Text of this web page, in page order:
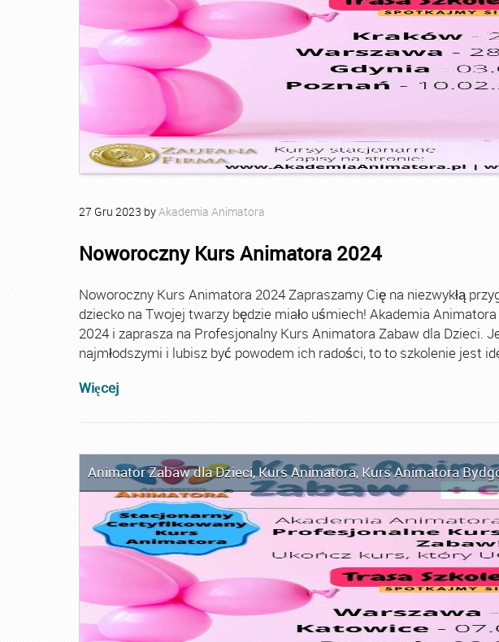
27 Gru 2023 byAkademia Animatora
Noworoczny Kurs Animatora 2024
Noworoczny Kurs Animatora 2024 Zapraszamy Cię na niezwykłą
dziecko na Twojej twarzy będzie miało uśmiech! Akademia
2024 i zaprasza na Profesjonalny Kurs Animatora Zabaw dla Dzieci.
najmłodszymi i lubisz być powodem ich radości, to to szkolenie jest
Więcej
Animator Zabaw dla Dzieci,Kurs Animatora, Kurs Animatora